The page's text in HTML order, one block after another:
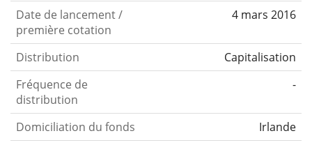
Date de lancement /
première cotation
4 mars 2016
Distribution
Capitalisation
Fréquence de
distribution
-
Domiciliation du fonds
Irlande